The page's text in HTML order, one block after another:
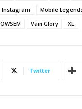
Instagram
Mobile
OWSEM Vain Glory XL
Twitter